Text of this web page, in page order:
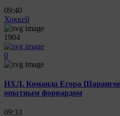
09:40
Хоккей
1904
0
НХЛ. Команда Егора
опытным форвардом
09:33